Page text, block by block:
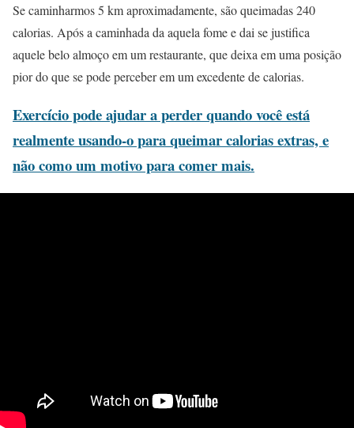
Se caminharmos 5 km aproximadamente, são queimadas 240
calorias. Após a caminhada da aquela fome e dai se justifica
aquele belo almoço em um restaurante, que deixa em uma posição
pior do que se pode perceber em um excedente de calorias.
Exercício pode ajudar a perder quando você está
realmente usando-o para queimar calorias extras, e
não como um motivo para comer mais.